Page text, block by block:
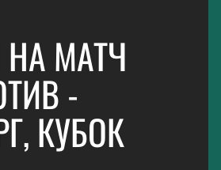
МАТЧ
-
КУБОК